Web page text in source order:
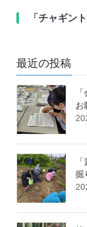
「チャギン
最近の投稿
お
掘